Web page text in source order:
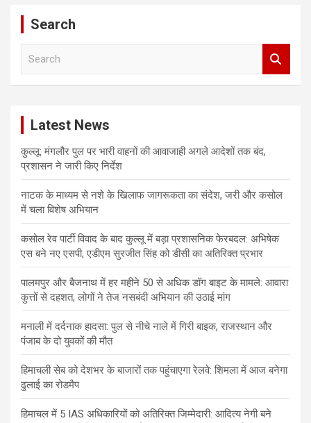
Search
Latest News
कुल्लू: मंगलौर पुल पर भारी वाहनों की आवाजाही अगले आदेशों तक बंद,
प्रशासन ने जारी किए निर्देश
नाटक के माध्यम से नशे के खिलाफ जागरूकता का संदेश, जरी और कसोल
में चला विशेष अभियान
कसोल रेव पार्टी विवाद के बाद कुल्लू में बड़ा प्रशासनिक फेरबदल: अभिषेक
एस बने नए एसपी, एडीएम सुरजीत सिंह को डीसी का अतिरिक्त प्रभार
पालमपुर और बैजनाथ में हर महीने 50 से अधिक डॉग बाइट के मामले: आवारा
कुत्तों से दहशत, लोगों ने तेज नसबंदी अभियान की उठाई मांग
मनाली में दर्दनाक हादसा: पुल से नीचे नाले में गिरी बाइक, राजस्थान और
पंजाब के दो युवकों की मौत
हिमाचली सेब को देशभर के बाजारों तक पहुंचाएगा रेलवे: शिमला में आज बनेगा
ढुलाई का रोडमैप
हिमाचल में 5 IAS अधिकारियों को अतिरिक्त जिम्मेदारी: आदित्य नेगी बने